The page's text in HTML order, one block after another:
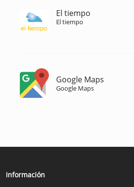
El tiempo
El tiempo
Google Maps
Google Maps
Información